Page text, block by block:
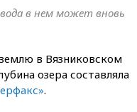
в нем может вновь
в Вязниковском
озера составляла
.